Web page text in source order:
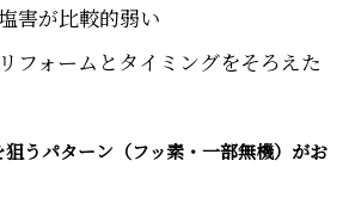
害が比較的弱い
フォームとタイミングをそろえた
狙うパターン（フッ素・一部無機）がお